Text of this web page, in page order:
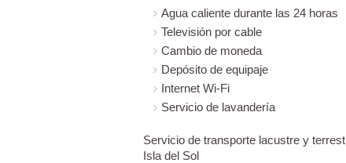
Agua caliente durante las 24 horas
Televisión por cable
Cambio de moneda
Depósito de equipaje
Internet Wi-Fi
Servicio de lavandería
Servicio de transporte lacustre y
Isla del Sol